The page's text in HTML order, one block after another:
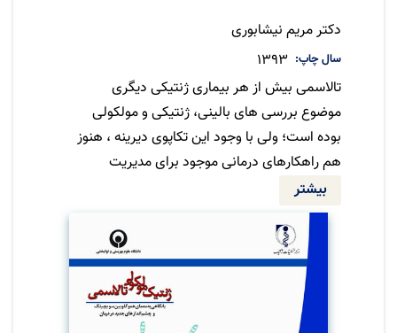
دکتر مریم نیشابوری
سال چاپ
1393
تالاسمی بیش از هر بیماری ژنتیکی دیگری
موضوع بررسی های بالینی، ژنتیکی و مولکولی
بوده است؛ ولی با وجود این تکاپوی دیرینه ، هنوز
هم راهکارهای درمانی موجود برای مدیریت
عوارض بالینی بیماری بسیار طاقت فرسا و پر
هزینه هستند و درمانی قطعی برای تالاسمی یافته
نشده است. افزایش بیان هموگلوبین جنینی به
طور چشمگیری می تواند تظاهرات بالینی بیماری
بتاتالاسمی و کم خونی داسی شکل را بهبود
بخشند.
بیشتر